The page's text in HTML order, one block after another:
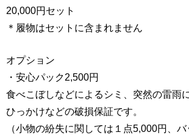
20,000円セット
＊履物はセットに含まれません
オプション
・安心パック2,500円
食べこぼしなどによるシミ、突然の雷雨
ひっかけなどの破損保証です。
（小物の紛失に関しては１点5,000円、